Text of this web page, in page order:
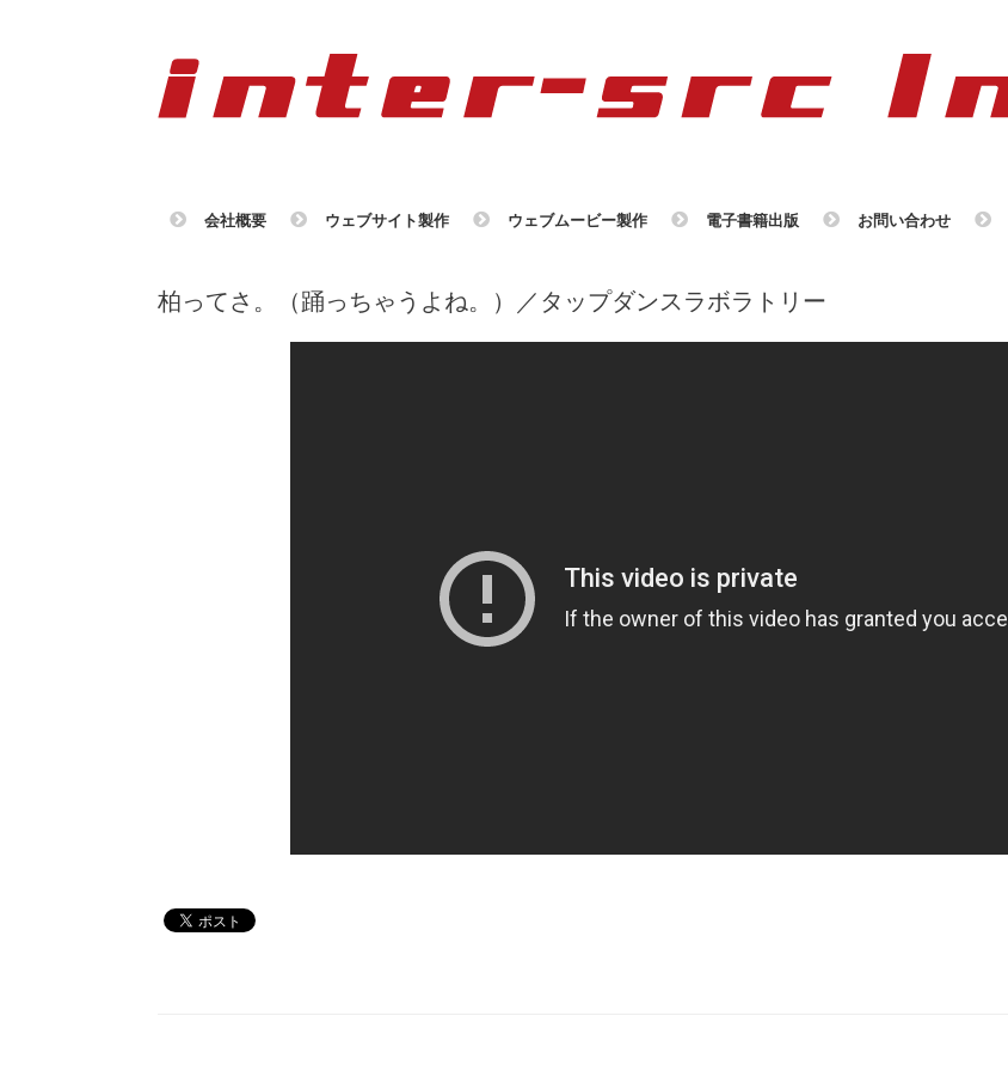
会社概要 ウェブサイト製作 ウェブムービー製作 電子書籍出版 お問い合わせ
柏ってさ。（踊っちゃうよね。）／タップダンスラボラトリー